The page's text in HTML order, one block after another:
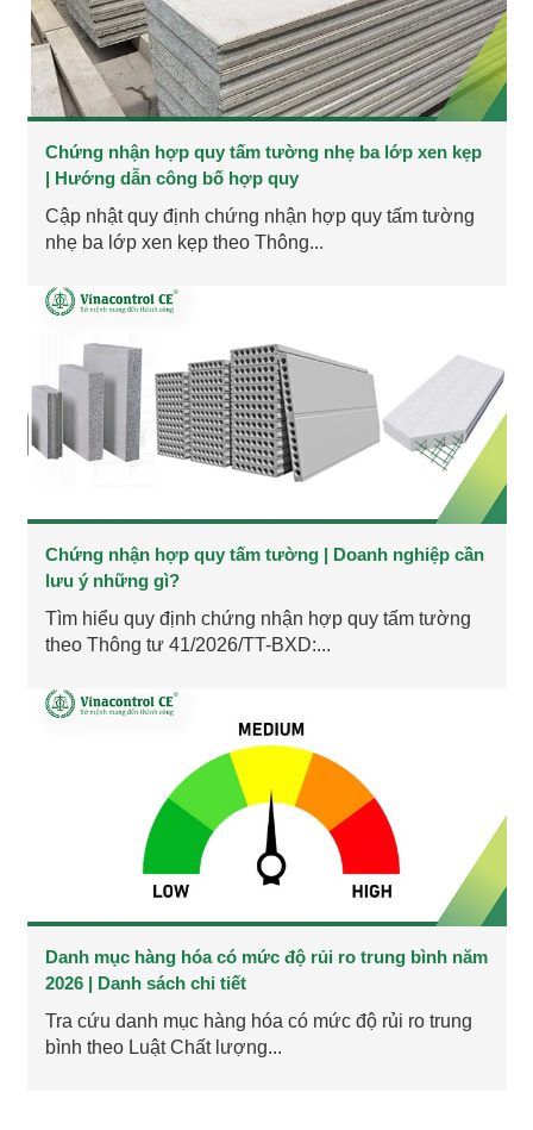
Chứng nhận hợp quy tấm tường nhẹ ba lớp xen kẹp
| Hướng dẫn công bố hợp quy
Cập nhật quy định chứng nhận hợp quy tấm tường
nhẹ ba lớp xen kẹp theo Thông...
Chứng nhận hợp quy tấm tường | Doanh nghiệp cần
lưu ý những gì?
Tìm hiểu quy định chứng nhận hợp quy tấm tường
theo Thông tư 41/2026/TT-BXD:...
Danh mục hàng hóa có mức độ rủi ro trung bình năm
2026 | Danh sách chi tiết
Tra cứu danh mục hàng hóa có mức độ rủi ro trung
bình theo Luật Chất lượng...